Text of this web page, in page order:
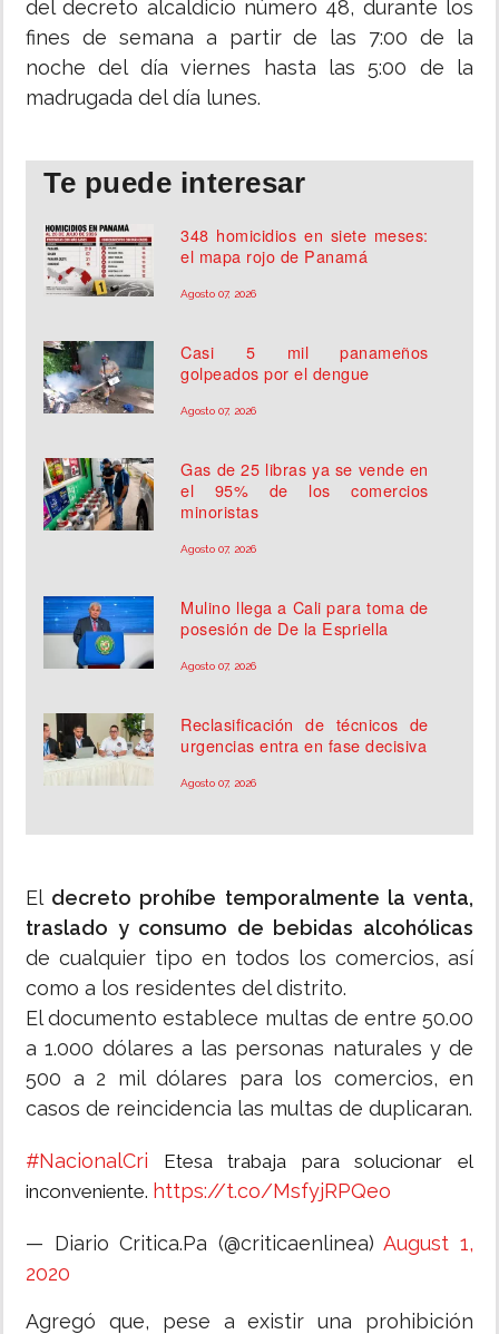
del decreto alcaldicio número 48, durante los
fines de semana a partir de las 7:00 de la
noche del día viernes hasta las 5:00 de la
madrugada del día lunes.
Te puede interesar
348 homicidios en siete meses:
el mapa rojo de Panamá
Agosto 07, 2026
Casi 5 mil panameños
golpeados por el dengue
Agosto 07, 2026
Gas de 25 libras ya se vende en
el 95% de los comercios
minoristas
Agosto 07, 2026
Mulino llega a Cali para toma de
posesión de De la Espriella
Agosto 07, 2026
Reclasificación de técnicos de
urgencias entra en fase decisiva
Agosto 07, 2026
El decreto prohíbe temporalmente la venta,
traslado y consumo de bebidas alcohólicas
de cualquier tipo en todos los comercios, así
como a los residentes del distrito.
El documento establece multas de entre 50.00
a 1.000 dólares a las personas naturales y de
500 a 2 mil dólares para los comercios, en
casos de reincidencia las multas de duplicaran.
#NacionalCri Etesa trabaja para solucionar el
inconveniente. https://t.co/MsfyjRPQeo
— Diario Critica.Pa (@criticaenlinea)August 1,
2020
Agregó que, pese a existir una prohibición